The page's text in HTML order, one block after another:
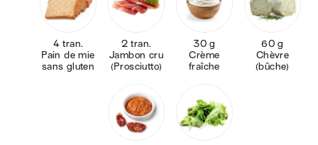
4 tran.
Pain de mie
sans gluten
2 tran.
Jambon cru
(Prosciutto)
30 g
Crème
fraîche
60 g
Chèvre
(bûche)